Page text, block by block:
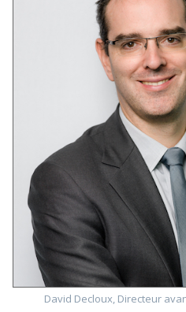
David Decloux, Directeur